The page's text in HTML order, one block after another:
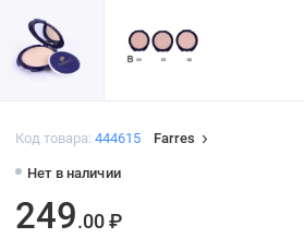
Код товара: 444615 Farres
Нет в наличии
249.00 ₽